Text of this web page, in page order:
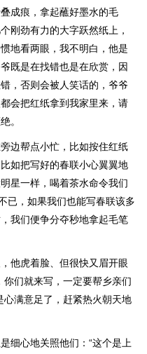
成痕，拿起蘸好墨水的毛
刚劲有力的大字跃然纸上，
地看两眼，我不明白，他是
既是在找错也是在欣赏，因
，否则会被人笑话的，爷爷
会把红纸拿到我家里来，请
。
边帮点小忙，比如按住红纸
如把写好的春联小心翼翼地
星一样，喝着茶水命令我们
已，如果我们也能写春联该多
我们便争分夺秒地拿起毛笔
他虎着脸、但很快又眉开眼
们就来写，一定要帮乡亲们
心满意足了，赶紧热火朝天地
细心地关照他们：“这个是上